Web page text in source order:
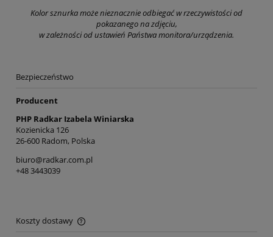
Kolor sznurka może nieznacznie odbiegać w rzeczywistości od
pokazanego na zdjęciu,
w zależności od ustawień Państwa monitora/urządzenia.
Bezpieczeństwo
Producent
PHP Radkar Izabela Winiarska
Kozienicka 126
26-600 Radom, Polska
biuro@radkar.com.pl
+48 3443039
Koszty dostawy
Cena nie zawiera ewentualnych kosztów płatności